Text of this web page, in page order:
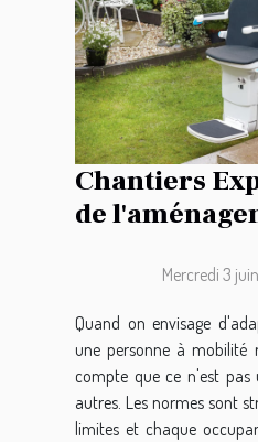
Chantiers
de
Mercredi 3
Quand on envisage
une personne à mobilité
compte que ce n'est
autres. Les normes sont
limites et chaque